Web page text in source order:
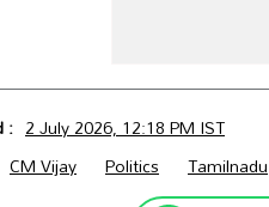
: 2 July 2026, 12:18 PM IST
CM Vijay Politics Tamilnadu